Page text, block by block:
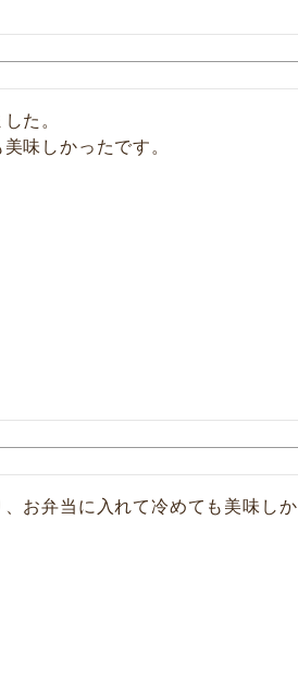
た。
味しかったです。
お弁当に入れて冷めても美味しか